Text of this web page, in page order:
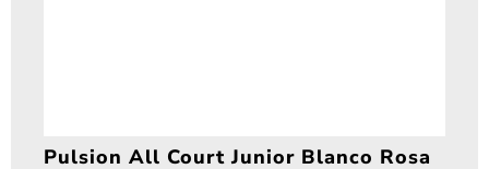
Pulsion All Court Junior Blanco Rosa